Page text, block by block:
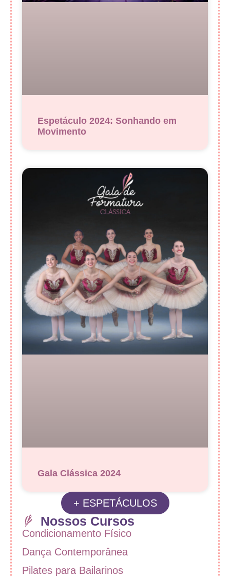
Espetáculo 2024: Sonhando em
Movimento
Gala Clássica 2024
+ ESPETÁCULOS
Nossos Cursos
Condicionamento Físico
Dança Contemporânea
Pilates para Bailarinos